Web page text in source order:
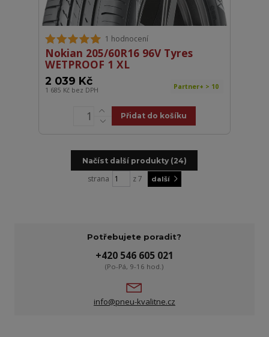
1 hodnocení
Nokian 205/60R16 96V Tyres
WETPROOF 1 XL
2 039 Kč
1 685 Kč bez DPH Partner+ > 10
Přidat do košíku
Načíst další produkty (24)
strana z 7 další
Potřebujete poradit?
+420 546 605 021
(Po-Pá, 9-16 hod.)
info@pneu-kvalitne.cz